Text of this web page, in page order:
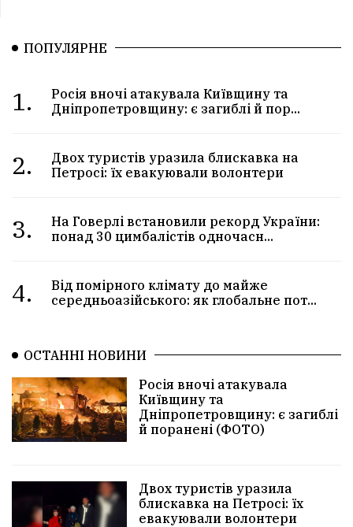
ПОПУЛЯРНЕ
1.
Росія вночі атакувала Київщину та
Дніпропетровщину: є загиблі й пор...
2.
Двох туристів уразила блискавка на
Петросі: їх евакуювали волонтери
3.
На Говерлі встановили рекорд України:
понад 30 цимбалістів одночасн...
4.
Від помірного клімату до майже
середньоазійського: як глобальне пот...
ОСТАННІ НОВИНИ
Росія вночі атакувала
Київщину та
Дніпропетровщину: є загиблі
й поранені (ФОТО)
Двох туристів уразила
блискавка на Петросі: їх
евакуювали волонтери